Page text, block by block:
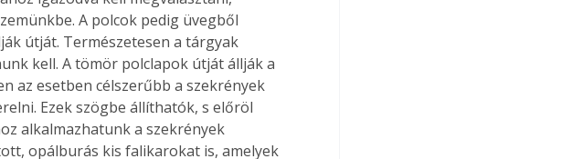
A polcok pedig üvegből
útját. Természetesen a tárgyak
kell. A tömör polclapok útját állják a
az esetben célszerűbb a szekrények
Ezek szögbe állíthatók, s előröl
alkalmazhatunk a szekrények
opálburás kis falikarokat is, amelyek